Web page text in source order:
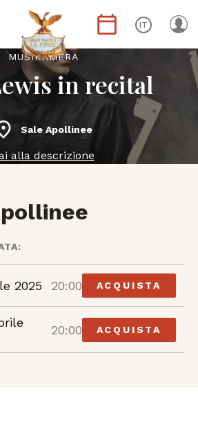
IT
MUSIKÀMERA
in recital
Sale Apollinee
alla descrizione
2025 20:00 ACQUISTA
20:00 ACQUISTA